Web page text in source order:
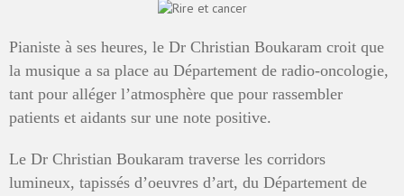
Pianiste à ses heures, le Dr Christian Boukaram croit que
la musique a sa place au Département de radio-oncologie,
tant pour alléger l’atmosphère que pour rassembler
patients et aidants sur une note positive.
Le Dr Christian Boukaram traverse les corridors
lumineux, tapissés d’oeuvres d’art, du Département de